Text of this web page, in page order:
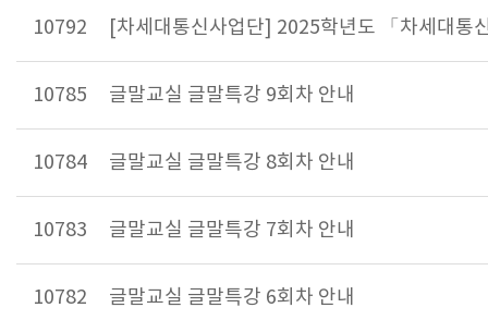
10792 [차세대통신사업단] 2025학년도 「차세대통
10785 글말교실 글말특강 9회차 안내
10784 글말교실 글말특강 8회차 안내
10783 글말교실 글말특강 7회차 안내
10782 글말교실 글말특강 6회차 안내